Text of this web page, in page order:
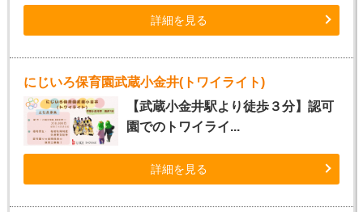
詳細を見る
にじいろ保育園武蔵小金井(トワイライト)
【武蔵小金井駅より徒歩３分】認可
園でのトワイライ...
詳細を見る